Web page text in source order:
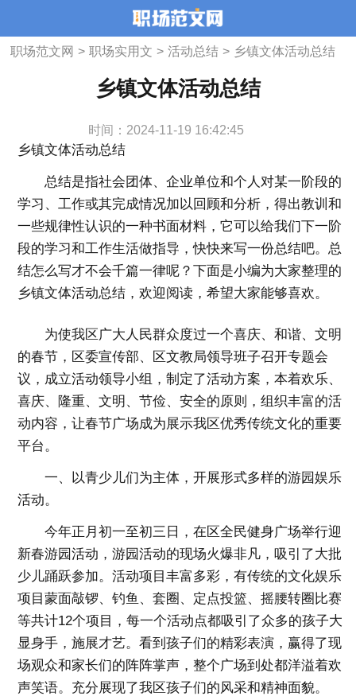
职场范文网 > 职场实用文 > 活动总结 > 乡镇文体活动总结
乡镇文体活动总结
时间：2024-11-19 16:42:45
乡镇文体活动总结
总结是指社会团体、企业单位和个人对某一阶段的
学习、工作或其完成情况加以回顾和分析，得出教训和
一些规律性认识的一种书面材料，它可以给我们下一阶
段的学习和工作生活做指导，快快来写一份总结吧。总
结怎么写才不会千篇一律呢？下面是小编为大家整理的
乡镇文体活动总结，欢迎阅读，希望大家能够喜欢。
为使我区广大人民群众度过一个喜庆、和谐、文明
的春节，区委宣传部、区文教局领导班子召开专题会
议，成立活动领导小组，制定了活动方案，本着欢乐、
喜庆、隆重、文明、节俭、安全的原则，组织丰富的活
动内容，让春节广场成为展示我区优秀传统文化的重要
平台。
一、以青少儿们为主体，开展形式多样的游园娱乐
活动。
今年正月初一至初三日，在区全民健身广场举行迎
新春游园活动，游园活动的现场火爆非凡，吸引了大批
少儿踊跃参加。活动项目丰富多彩，有传统的文化娱乐
项目蒙面敲锣、钓鱼、套圈、定点投篮、摇腰转圈比赛
等共计12个项目，每一个活动点都吸引了众多的孩子大
显身手，施展才艺。看到孩子们的精彩表演，赢得了现
场观众和家长们的阵阵掌声，整个广场到处都洋溢着欢
声笑语。充分展现了我区孩子们的风采和精神面貌。